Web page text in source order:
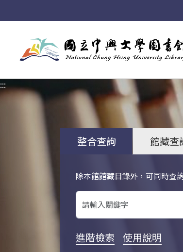
:::
整合查詢 館藏查
除本館館藏目錄外，可同時查
關鍵字搜尋
進階檢索 使用說明